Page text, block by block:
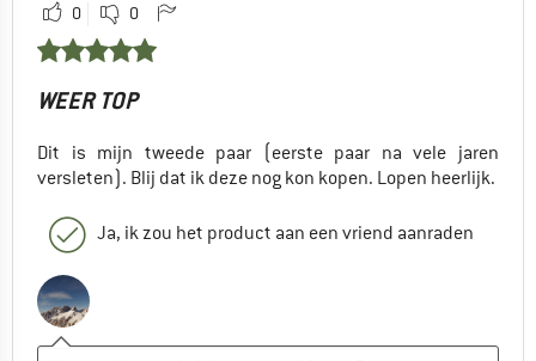
0 0
WEER TOP
Dit is mijn tweede paar (eerste paar na vele jaren
versleten). Blij dat ik deze nog kon kopen. Lopen heerlijk.
Ja, ik zou het product aan een vriend aanraden